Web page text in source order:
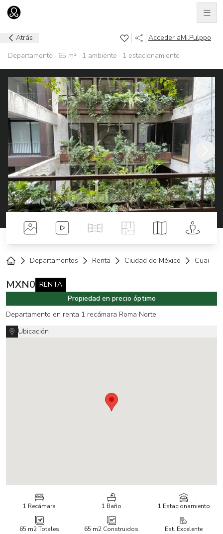
Ir al home
Atrás Acceder aMi.Pulppo
Departamento · 65 m² · 1 ambiente · 1 estacionamiento
Fotos Videos Tour VirtualPlanos Mapa Street
Departamentos Renta Ciudad de México
MXN0 RENTA
Propiedad en precio óptimo
Departamento en renta 1 recámara Roma Norte
Ubicación
1 Recámara 1 Baño 1 Estacionamiento
65 m2Totales 65 m2 Construidos Est. Excelente